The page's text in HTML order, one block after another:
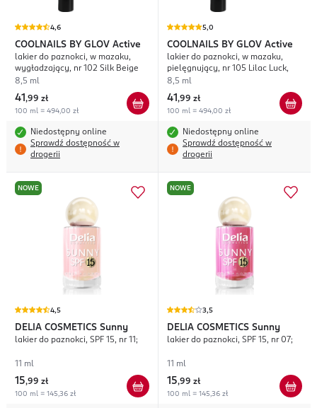
4,6
COOLNAILS BY GLOV Active
lakier do paznokci, w mazaku,
wygładzający, nr 102 Silk Beige
8,5 ml
41 ,99 zł
100 ml = 494,00 zł
Niedostępny online
Sprawdź dostępność w
drogerii
5,0
COOLNAILS BY GLOV Active
lakier do paznokci, w mazaku,
pielęgnujący, nr 105 Lilac Luck,
8,5 ml
41 ,99 zł
100 ml = 494,00 zł
Niedostępny online
Sprawdź dostępność w
drogerii
NOWE
4,5
DELIA COSMETICS Sunny
lakier do paznokci, SPF 15, nr 11;
11 ml
15,99 zł
100 ml = 145,36 zł
NOWE
3,5
DELIA COSMETICS Sunny
lakier do paznokci, SPF 15, nr 07;
11 ml
15,99 zł
100 ml = 145,36 zł